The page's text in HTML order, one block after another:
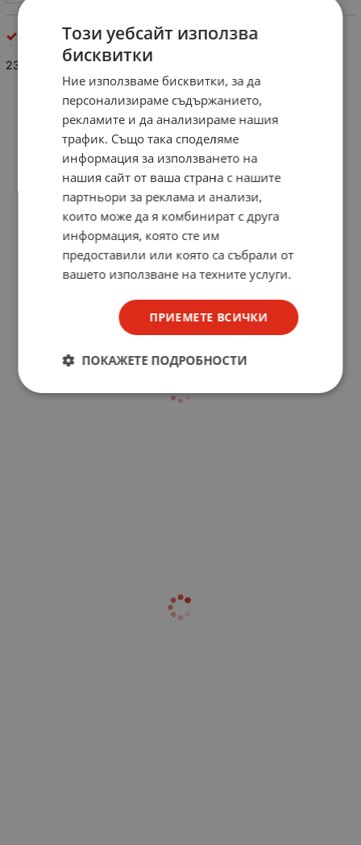
други лампи
230V ЛАМПА ХЛАДИЛНИК TUNGSRAM E14 15W
Този уебсайт използва
бисквитки
Ние използваме бисквитки, за да
персонализираме съдържанието,
рекламите и да анализираме нашия
трафик. Също така споделяме
информация за използването на
нашия сайт от ваша страна с нашите
партньори за реклама и анализи,
които може да я комбинират с друга
информация, която сте им
предоставили или която са събрали от
вашето използване на техните услуги.
ПРИЕМЕТЕ ВСИЧКИ
ПОКАЖЕТЕ ПОДРОБНОСТИ